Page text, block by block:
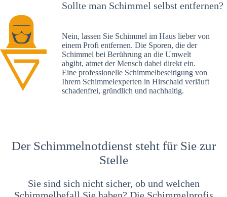
Sollte man Schimmel selbst entfernen?
Nein, lassen Sie Schimmel im Haus lieber von
einem Profi entfernen. Die Sporen, die der
Schimmel bei Berührung an die Umwelt
abgibt, atmet der Mensch dabei direkt ein.
Eine professionelle Schimmelbeseitigung von
Ihrem Schimmelexperten in Hirschaid verläuft
schadenfrei, gründlich und nachhaltig.
Der Schimmelnotdienst steht für Sie zur
Stelle
Sie sind sich nicht sicher, ob und welchen